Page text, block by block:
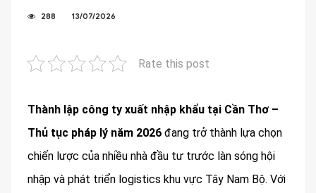
288 13/07/2026
Rate this post
Thành lập công ty xuất nhập khẩu tại Cần Thơ –
Thủ tục pháp lý năm 2026 đang trở thành lựa chọn
chiến lược của nhiều nhà đầu tư trước làn sóng hội
nhập và phát triển logistics khu vực Tây Nam Bộ. Với